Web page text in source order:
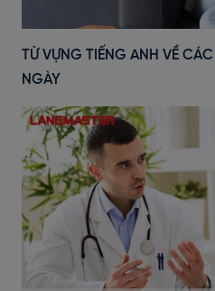
TỪ VỰNG TIẾNG ANH VỀ
NGÀY